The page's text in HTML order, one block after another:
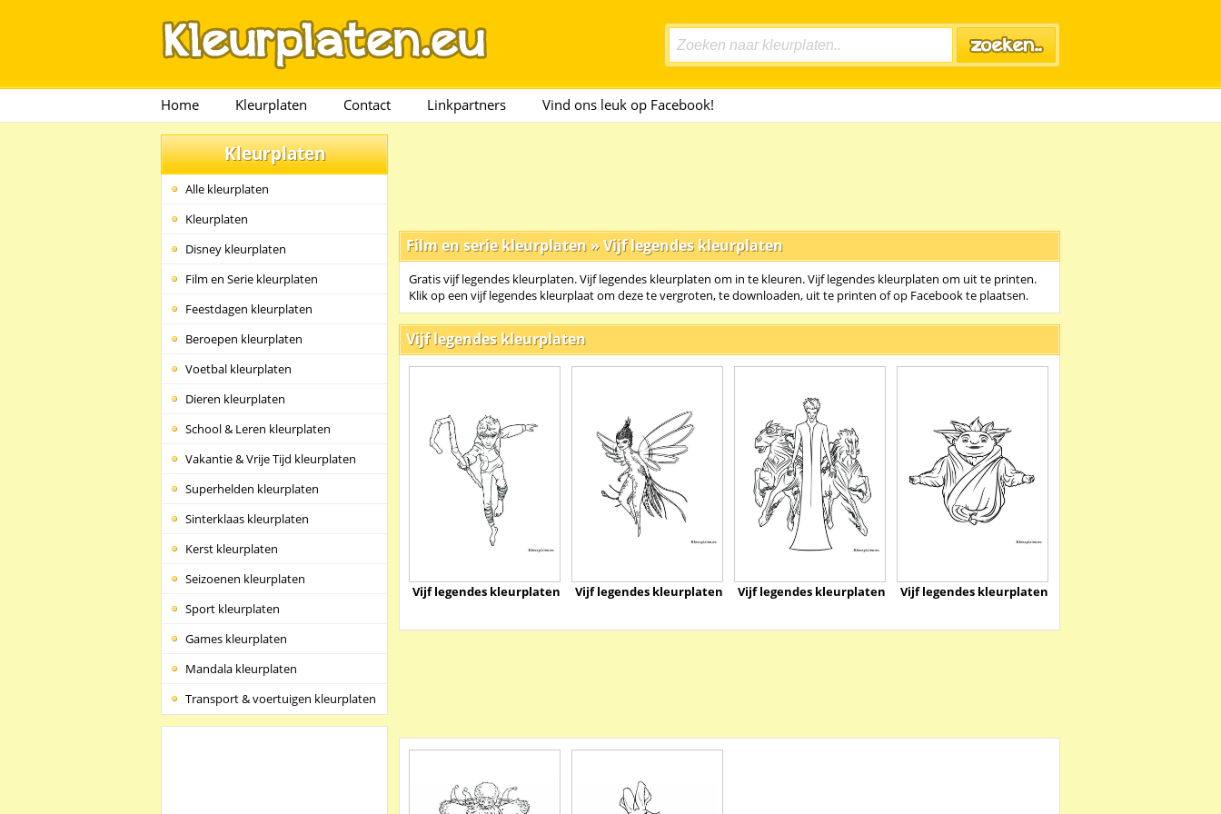
Home Kleurplaten Contact Linkpartners Vind ons leuk op Facebook!
Kleurplaten
Alle kleurplaten
Kleurplaten
Disney kleurplaten
Film en Serie kleurplaten
Feestdagen kleurplaten
Beroepen kleurplaten
Voetbal kleurplaten
Dieren kleurplaten
School & Leren kleurplaten
Vakantie & Vrije Tijd kleurplaten
Superhelden kleurplaten
Sinterklaas kleurplaten
Kerst kleurplaten
Seizoenen kleurplaten
Sport kleurplaten
Games kleurplaten
Mandala kleurplaten
Transport & voertuigen kleurplaten
Film en serie kleurplaten »Vijf legendes kleurplaten
Gratis vijf legendes kleurplaten. Vijf legendes kleurplaten om in te kleuren. Vijf legendes kleurplaten om uit te printen.
Klik op een vijf legendes kleurplaat om deze te vergroten, te downloaden, uit te printen of op Facebook te plaatsen.
Vijf legendes kleurplaten
Vijf legendes kleurplaten Vijf legendes kleurplaten Vijf legendes kleurplaten Vijf legendes kleurplaten